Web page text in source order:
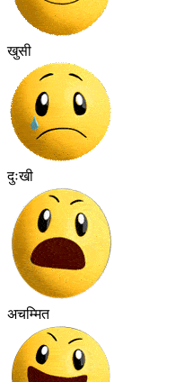
खुसी
दुःखी
अचम्मित